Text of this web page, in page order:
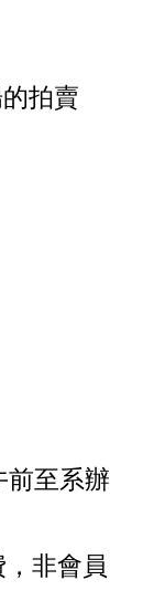
拍賣
前至系辦
非會員